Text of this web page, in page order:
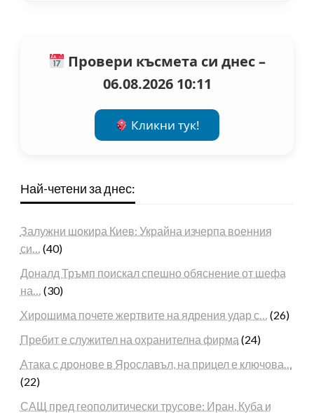
Провери късмета си днес –
06.08.2026 10:11
Кликни тук!
Най-четени за днес:
Залужни шокира Киев: Украйна изчерпа военния
си… (40)
Доналд Тръмп поискал спешно обяснение от шефа
на… (30)
Хирошима почете жертвите на ядрения удар с… (26)
Пребит е служител на охранителна фирма (24)
Атака с дронове в Ярославъл, на прицел е ключова…
(22)
САЩ пред геополитически трусове: Иран, Куба и